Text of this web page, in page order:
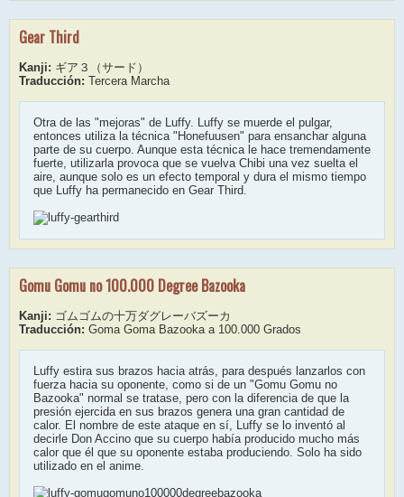
Gear Third
Kanji: ギア３（サード）
Traducción: Tercera Marcha
Otra de las "mejoras" de Luffy. Luffy se muerde el pulgar,
entonces utiliza la técnica "Honefuusen" para ensanchar alguna
parte de su cuerpo. Aunque esta técnica le hace tremendamente
fuerte, utilizarla provoca que se vuelva Chibi una vez suelta el
aire, aunque solo es un efecto temporal y dura el mismo tiempo
que Luffy ha permanecido en Gear Third.
Gomu Gomu no 100.000 Degree Bazooka
Kanji: ゴムゴムの十万ダグレーバズーカ
Traducción: Goma Goma Bazooka a 100.000 Grados
Luffy estira sus brazos hacia atrás, para después lanzarlos con
fuerza hacia su oponente, como si de un "Gomu Gomu no
Bazooka" normal se tratase, pero con la diferencia de que la
presión ejercida en sus brazos genera una gran cantidad de
calor. El nombre de este ataque en sí, Luffy se lo inventó al
decirle Don Accino que su cuerpo había producido mucho más
calor que él que su oponente estaba produciendo. Solo ha sido
utilizado en el anime.